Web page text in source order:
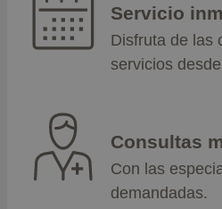
Servicio
Disfruta de las
servicios
Consultas
Con las
demandadas.